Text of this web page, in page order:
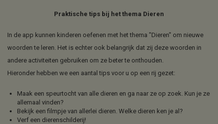
Praktische tips bij het thema Dieren
In de app kunnen kinderen oefenen met het thema "Dieren" om nieuwe
woorden te leren. Het is echter ook belangrijk dat zij deze woorden in
andere activiteiten gebruiken om ze beter te onthouden.
Hieronder hebben we een aantal tips voor u op een rij gezet:
Maak een speurtocht van alle dieren en ga naar ze op zoek. Kun je ze
allemaal vinden?
Bekijk een filmpje van allerlei dieren. Welke dieren ken je al?
Verf een dierenschilderij!